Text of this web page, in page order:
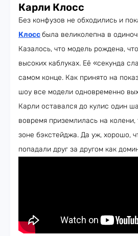
Карли Клосс
Без конфузов не обходились и
Клосс была великолепна в
Казалось, что модель рождена,
высоких каблуках. Её «секунда
самом конце. Как принято на
шоу все модели одновременно
Карли оставался до кулис один
вовремя приземлилась на
зоне бэкстейджа. Да уж, хорошо,
попадали друг за другом как